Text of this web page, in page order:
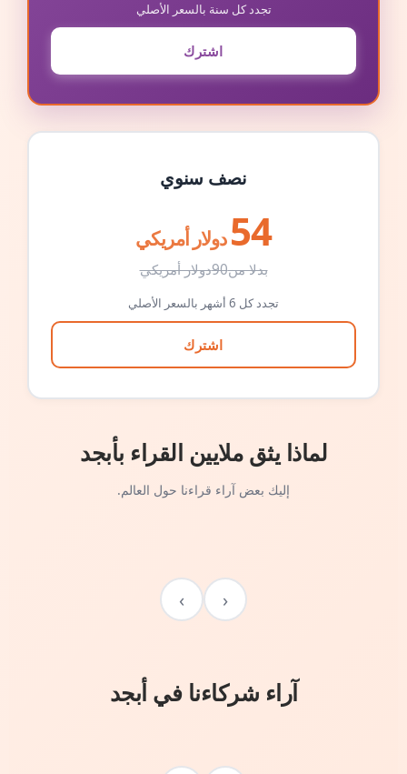
تجدد كل سنة بالسعر الأصلي
اشترك
نصف سنوي
54 دولار أمريكي
بدلا من90دولار أمريكي
تجدد كل 6 أشهر بالسعر الأصلي
اشترك
لماذا يثق ملايين القراء بأبجد
إليك بعض آراء قراءنا حول العالم.
‹
›
آراء شركاءنا في أبجد